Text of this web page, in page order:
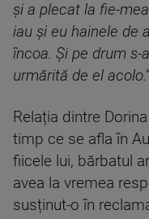
și a plecat la fie-
iau și eu hainele de
încoa. Și pe drum
urmărită de el acolo.”
Relația dintre
timp ce se afla în
fiicele lui, bărbatul
avea la vremea
susținut-o în